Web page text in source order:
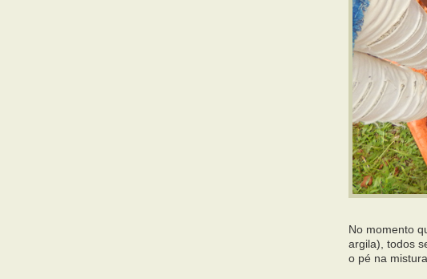
No momento
argila), todos
o pé na